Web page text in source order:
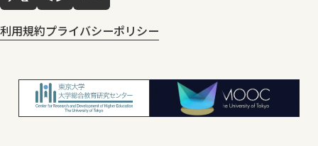
利用規約プライバシーポリシー